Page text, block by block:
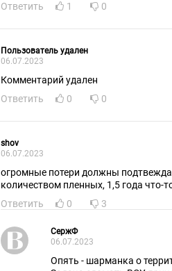
Ответить
1 0
Пользователь удален
06.07.2023
Комментарий удален
Ответить
0 0
shov
06.07.2023
огромные потери должны
количеством пленных, 1,5 года что-
Ответить
0 3
СержФ
06.07.2023
Опять - шарманка о